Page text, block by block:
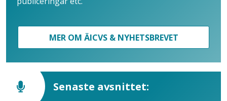
MER OM ÄICVS & NYHETSBREVET
Senaste avsnittet: